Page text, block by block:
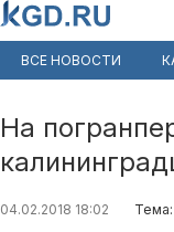
ВСЕ НОВОСТИ
На
04.02.2018 18:02 Тема: